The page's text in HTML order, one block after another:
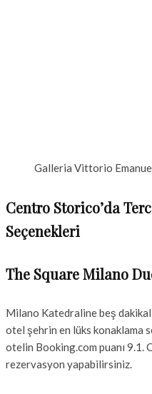
Galleria Vittorio
Centro Storico’da
Seçenekleri
The Square Milano
Milano Katedraline beş
otel şehrin en lüks konaklama
otelin Booking.com puanı 9.1.
rezervasyon yapabilirsiniz.